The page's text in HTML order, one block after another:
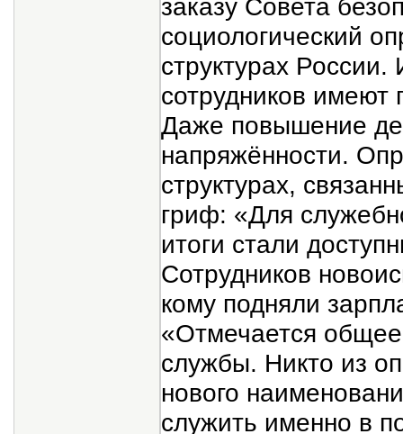
заказу Совета
социологический
структурах
сотрудников имеют
Даже повышение
напряжённости.
структурах,
гриф: «Для
итоги стали
Сотрудников
кому подняли
«Отмечается
службы. Никто из
нового
служить именно в